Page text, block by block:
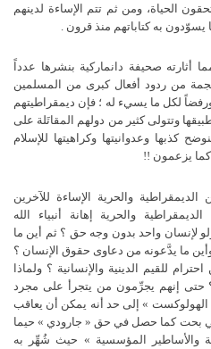
الحياة، ومن ثم تتم الإساءة لدينهم
يسوّدون به كتاباتهم منذ قرون .
صحيفة دانماركية بنشرها عدداً
من ردود أفعال كبرى من المسلمين
ورفضاً لكل ما يسيء له ؛ فإن ديمقراطيتهم
وتتولى كثير من دولهم المقاتَلة على
كذبها وعدوانيتها وكراهيتها للإسلام
كما يزعمون !!
والحرية الإساءة للآخرين
والحرية إهانة أنبياء الله
ولو لإنسان واحد بدون وجه حق ؟ ثم أين ما
ما يدَّعونه من دعاوى حقوق الإنسان ؟
للقيم الدينية والإنسانية ؟ ولماذا
؟ حتى إنهم يجرِّمون من يتجرأ على مجرد
الهولوكست » إلى حد أنه يمكن أن يعاقب
بحت كما حصل في حق « جارودي » حيما
والأساطير المؤسسية » حيث شُهِّر به